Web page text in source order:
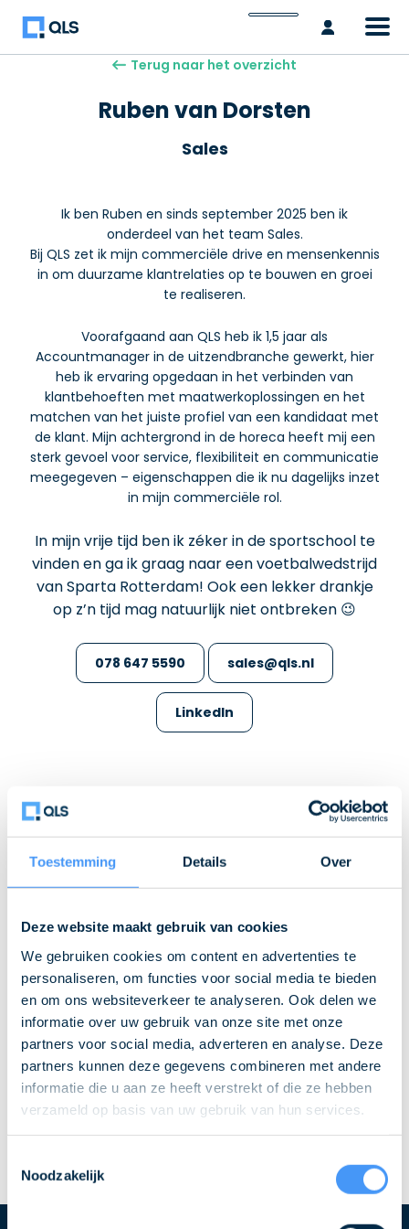
Toestemming Details Over
Deze website maakt gebruik van cookies
We gebruiken cookies om content en advertenties te
personaliseren, om functies voor social media te bieden
en om ons websiteverkeer te analyseren. Ook delen we
informatie over uw gebruik van onze site met onze
partners voor social media, adverteren en analyse. Deze
partners kunnen deze gegevens combineren met andere
informatie die u aan ze heeft verstrekt of die ze hebben
verzameld op basis van uw gebruik van hun services.
Noodzakelijk
Terug naar het overzicht
Ruben van Dorsten
Sales
Ik ben Ruben en sinds september 2025 ben ik
onderdeel van het team Sales.
Bij QLS zet ik mijn commerciële drive en mensenkennis
in om duurzame klantrelaties op te bouwen en groei
te realiseren.
Voorafgaand aan QLS heb ik 1,5 jaar als
Accountmanager in de uitzendbranche gewerkt, hier
heb ik ervaring opgedaan in het verbinden van
klantbehoeften met maatwerkoplossingen en het
matchen van het juiste profiel van een kandidaat met
de klant. Mijn achtergrond in de horeca heeft mij een
sterk gevoel voor service, flexibiliteit en communicatie
meegegeven – eigenschappen die ik nu dagelijks inzet
in mijn commerciële rol.
In mijn vrije tijd ben ik zéker in de sportschool te
vinden en ga ik graag naar een voetbalwedstrijd
van Sparta Rotterdam! Ook een lekker drankje
op z’n tijd mag natuurlijk niet ontbreken 😉
078 647 5590 sales@qls.nl
LinkedIn